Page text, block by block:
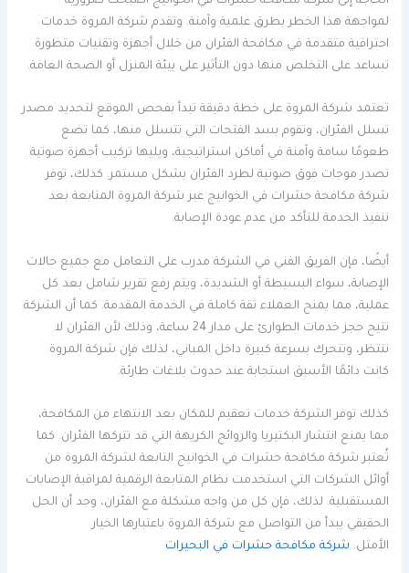
لمواجهة هذا الخطر بطرق علمية وآمنة. وتقدم شركة المروة خدمات
احترافية متقدمة في مكافحة الفئران من خلال أجهزة وتقنيات متطورة
تساعد على التخلص منها دون التأثير على بيئة المنزل أو الصحة العامة.
تعتمد شركة المروة على خطة دقيقة تبدأ بفحص الموقع لتحديد مصدر
تسلل الفئران، وتقوم بسد الفتحات التي تتسلل منها، كما تضع
طعومًا سامة وآمنة في أماكن استراتيجية، ويليها تركيب أجهزة صوتية
تصدر موجات فوق صوتية لطرد الفئران بشكل مستمر. كذلك، توفر
شركة مكافحة حشرات في الخوانيج عبر شركة المروة المتابعة بعد
تنفيذ الخدمة للتأكد من عدم عودة الإصابة.
أيضًا، فإن الفريق الفني في الشركة مدرب على التعامل مع جميع حالات
الإصابة، سواء البسيطة أو الشديدة، ويتم رفع تقرير شامل بعد كل
عملية، مما يمنح العملاء ثقة كاملة في الخدمة المقدمة. كما أن الشركة
تتيح حجز خدمات الطوارئ على مدار 24 ساعة، وذلك لأن الفئران لا
تنتظر، وتتحرك بسرعة كبيرة داخل المباني، لذلك فإن شركة المروة
كانت دائمًا الأسبق استجابة عند حدوث بلاغات طارئة.
كذلك توفر الشركة خدمات تعقيم للمكان بعد الانتهاء من المكافحة،
مما يمنع انتشار البكتيريا والروائح الكريهة التي قد تتركها الفئران. كما
تُعتبر شركة مكافحة حشرات في الخوانيج التابعة لشركة المروة من
أوائل الشركات التي استخدمت نظام المتابعة الرقمية لمراقبة الإصابات
المستقبلية. لذلك، فإن كل من واجه مشكلة مع الفئران، وجد أن الحل
الحقيقي يبدأ من التواصل مع شركة المروة باعتبارها الخيار
الأمثل. شركة مكافحة حشرات في البحيرات